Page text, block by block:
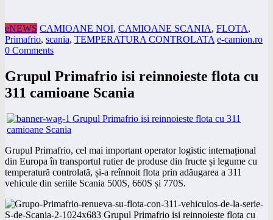
eNEWS CAMIOANE NOI, CAMIOANE SCANIA, FLOTA,
Primafrio, scania, TEMPERATURA CONTROLATA e-camion.ro
0 Comments
Grupul Primafrio isi reinnoieste flota cu
311 camioane Scania
Grupul Primafrio, cel mai important operator logistic internațional
din Europa în transportul rutier de produse din fructe și legume cu
temperatură controlată, și-a reînnoit flota prin adăugarea a 311
vehicule din seriile Scania 500S, 660S și 770S.